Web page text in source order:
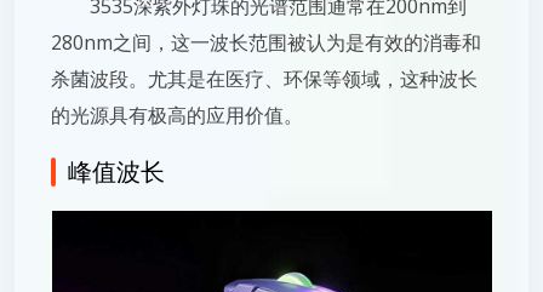
3535深紫外灯珠的光谱范围通常在200nm到
280nm之间，这一波长范围被认为是有效的消毒和
杀菌波段。尤其是在医疗、环保等领域，这种波长
的光源具有极高的应用价值。
峰值波长